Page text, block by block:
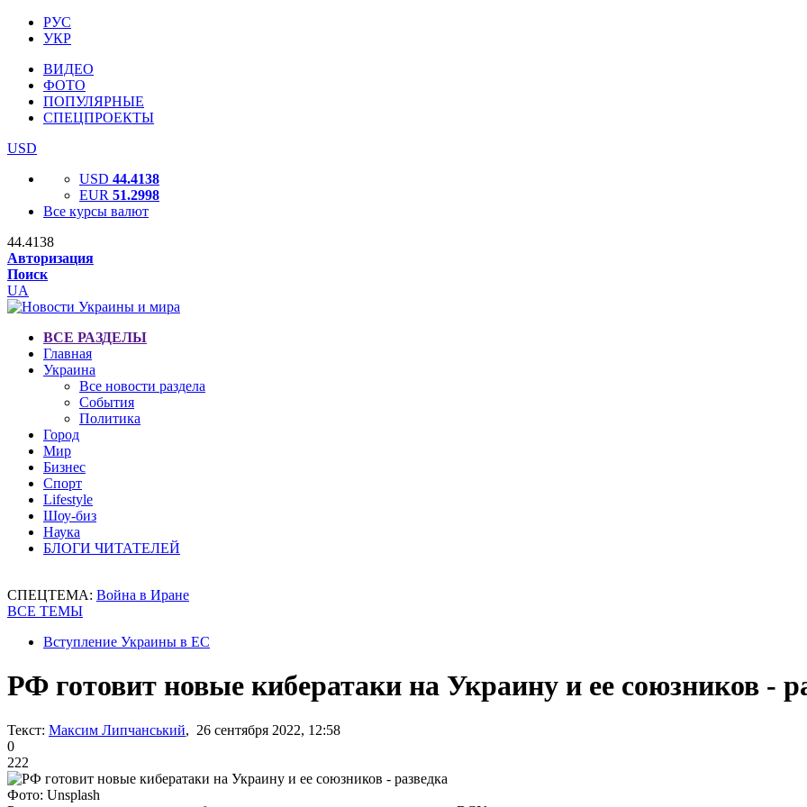
РУС
УКР
ВИДЕО
ФОТО
ПОПУЛЯРНЫЕ
СПЕЦПРОЕКТЫ
USD
USD 44.4138
EUR 51.2998
Все курсы валют
44.4138
Авторизация
Поиск
UA
ВСЕ РАЗДЕЛЫ
Главная
Украина
Все новости раздела
События
Политика
Город
Мир
Бизнес
Спорт
Lifestyle
Шоу-биз
Наука
БЛОГИ ЧИТАТЕЛЕЙ
СПЕЦТЕМА: Война в Иране
ВСЕ ТЕМЫ
Вступление Украины в ЕС
РФ готовит новые кибератаки на Украину и ее союзников -
Текст: Максим Липчанський, 26 сентября 2022, 12:58
0
222
Фото: Unsplash